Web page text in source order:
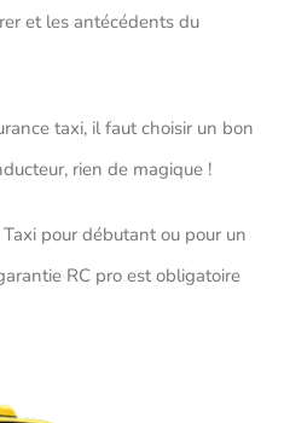
et les antécédents du
taxi, il faut choisir un bon
rien de magique !
pour débutant ou pour un
RC pro est obligatoire